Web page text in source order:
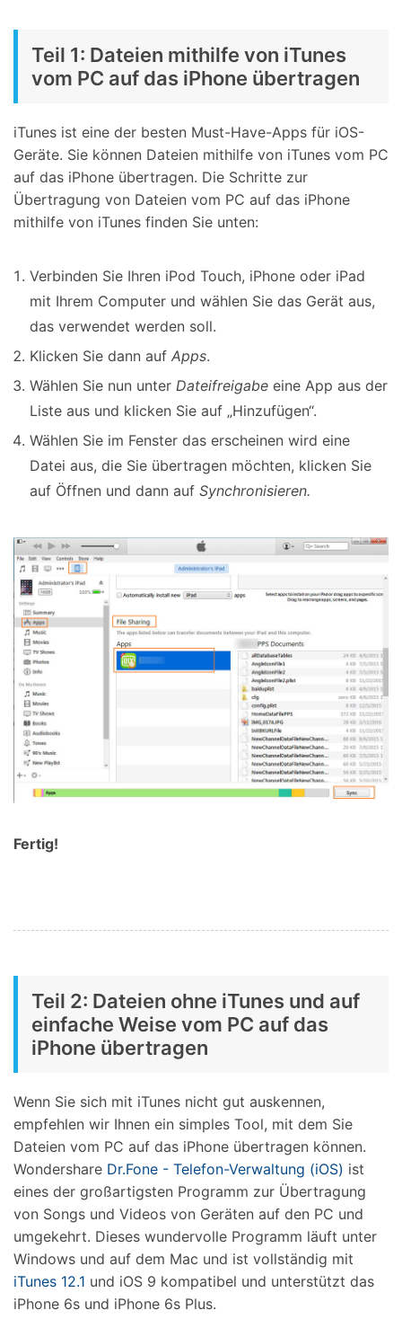
Teil 1: Dateien mithilfe von iTunes
vom PC auf das iPhone übertragen
iTunes ist eine der besten Must-Have-Apps für iOS-
Geräte. Sie können Dateien mithilfe von iTunes vom PC
auf das iPhone übertragen. Die Schritte zur
Übertragung von Dateien vom PC auf das iPhone
mithilfe von iTunes finden Sie unten:
Verbinden Sie Ihren iPod Touch, iPhone oder iPad
mit Ihrem Computer und wählen Sie das Gerät aus,
das verwendet werden soll.
Klicken Sie dann auf Apps.
Wählen Sie nun unter Dateifreigabe eine App aus der
Liste aus und klicken Sie auf „Hinzufügen“.
Wählen Sie im Fenster das erscheinen wird eine
Datei aus, die Sie übertragen möchten, klicken Sie
auf Öffnen und dann auf Synchronisieren.
Fertig!
Teil 2: Dateien ohne iTunes und auf
einfache Weise vom PC auf das
iPhone übertragen
Wenn Sie sich mit iTunes nicht gut auskennen,
empfehlen wir Ihnen ein simples Tool, mit dem Sie
Dateien vom PC auf das iPhone übertragen können.
Wondershare Dr.Fone - Telefon-Verwaltung (iOS) ist
eines der großartigsten Programm zur Übertragung
von Songs und Videos von Geräten auf den PC und
umgekehrt. Dieses wundervolle Programm läuft unter
Windows und auf dem Mac und ist vollständig mit
iTunes 12.1 und iOS 9 kompatibel und unterstützt das
iPhone 6s und iPhone 6s Plus.